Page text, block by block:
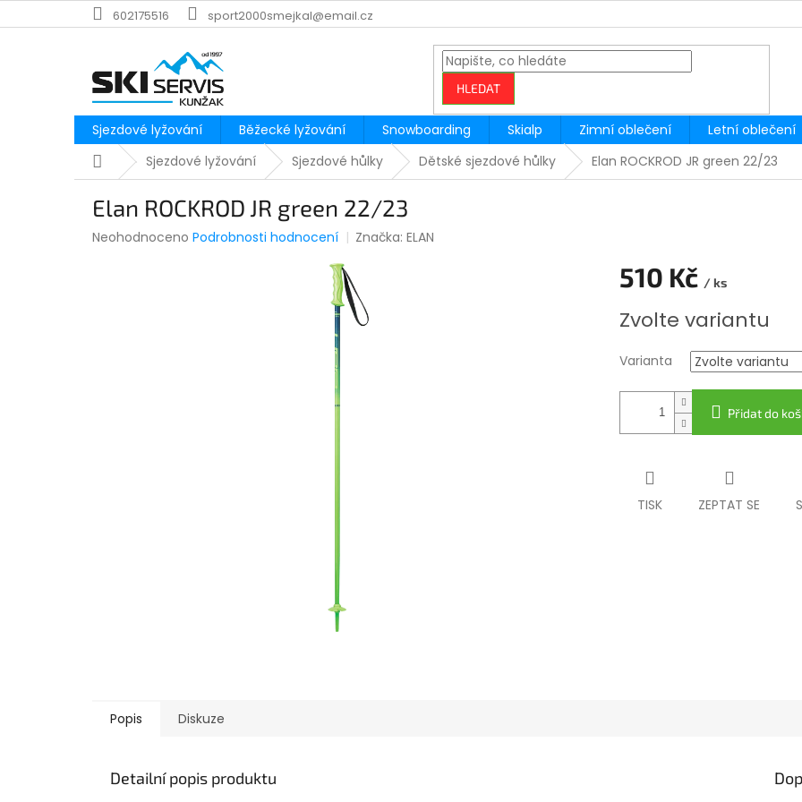
na
602175516 sport2000smejkal@email.cz
HLEDAT
Sjezdové lyžování Běžecké lyžování Snowboarding Skialp Zimní oblečení Letní oblečení
DomůSjezdové lyžování Sjezdové hůlky Dětské sjezdové hůlky Elan ROCKROD JR green 22/23
Elan ROCKROD JR green 22/23
Průměrné
Neohodnoceno Podrobnosti hodnocení Značka:ELAN
510 Kč / ks
cena:
Zvolte variantu
Varianta
Přidat do
TISK ZEPTAT SE
Popis Diskuze
Detailní popis produktu